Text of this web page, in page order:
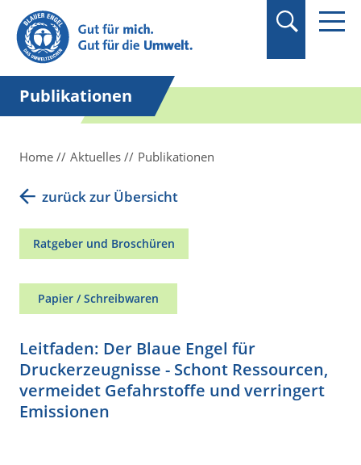
Suchbegriff in
Anführungszeichen
setzen.
Publikationen
Home Aktuelles Publikationen
zurück zur Übersicht
Ratgeber und Broschüren
Papier / Schreibwaren
Leitfaden: Der Blaue Engel für
Druckerzeugnisse - Schont Ressourcen,
vermeidet Gefahrstoffe und verringert
Emissionen